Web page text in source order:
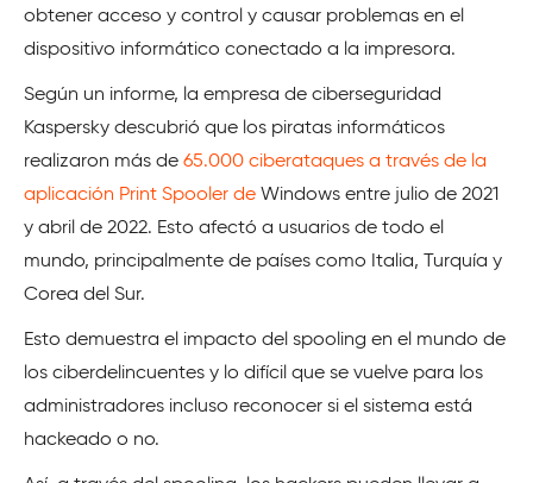
obtener acceso y control y causar problemas en el
dispositivo informático conectado a la impresora.
Según un informe, la empresa de ciberseguridad
Kaspersky descubrió que los piratas informáticos
realizaron más de 65.000 ciberataques a través de la
aplicación Print Spooler de Windows entre julio de 2021
y abril de 2022. Esto afectó a usuarios de todo el
mundo, principalmente de países como Italia, Turquía y
Corea del Sur.
Esto demuestra el impacto del spooling en el mundo de
los ciberdelincuentes y lo difícil que se vuelve para los
administradores incluso reconocer si el sistema está
hackeado o no.